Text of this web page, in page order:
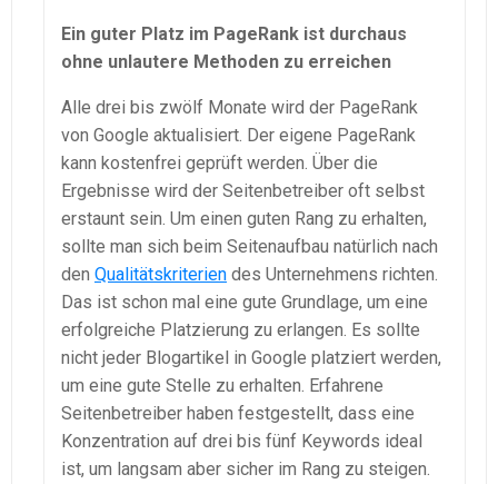
Ein guter Platz im PageRank ist durchaus
ohne unlautere Methoden zu erreichen
Alle drei bis zwölf Monate wird der PageRank
von Google aktualisiert. Der eigene PageRank
kann kostenfrei geprüft werden. Über die
Ergebnisse wird der Seitenbetreiber oft selbst
erstaunt sein. Um einen guten Rang zu erhalten,
sollte man sich beim Seitenaufbau natürlich nach
den Qualitätskriterien des Unternehmens richten.
Das ist schon mal eine gute Grundlage, um eine
erfolgreiche Platzierung zu erlangen. Es sollte
nicht jeder Blogartikel in Google platziert werden,
um eine gute Stelle zu erhalten. Erfahrene
Seitenbetreiber haben festgestellt, dass eine
Konzentration auf drei bis fünf Keywords ideal
ist, um langsam aber sicher im Rang zu steigen.